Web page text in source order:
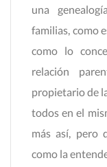
una
familias, como
como lo
relación
propietario de
todos en el
más así, pero
como la